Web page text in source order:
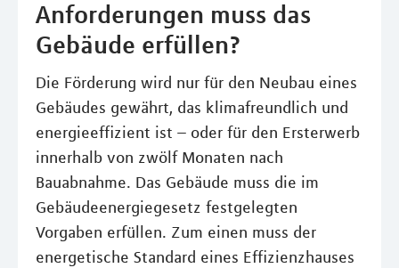
Anforderungen muss das
Gebäude erfüllen?
Die Förderung wird nur für den Neubau eines
Gebäudes gewährt, das klimafreundlich und
energieeffizient ist – oder für den Ersterwerb
innerhalb von zwölf Monaten nach
Bauabnahme. Das Gebäude muss die im
Gebäudeenergiegesetz festgelegten
Vorgaben erfüllen. Zum einen muss der
energetische Standard eines Effizienzhauses